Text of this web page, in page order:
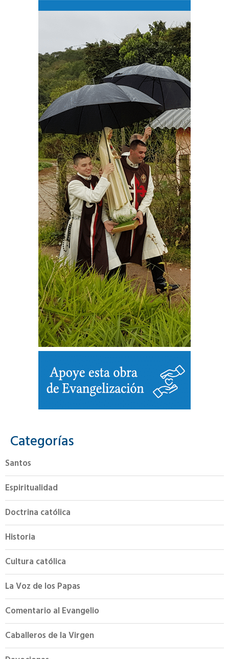
Categorías
Santos
Espiritualidad
Doctrina católica
Historia
Cultura católica
La Voz de los Papas
Comentario al Evangelio
Caballeros de la Virgen